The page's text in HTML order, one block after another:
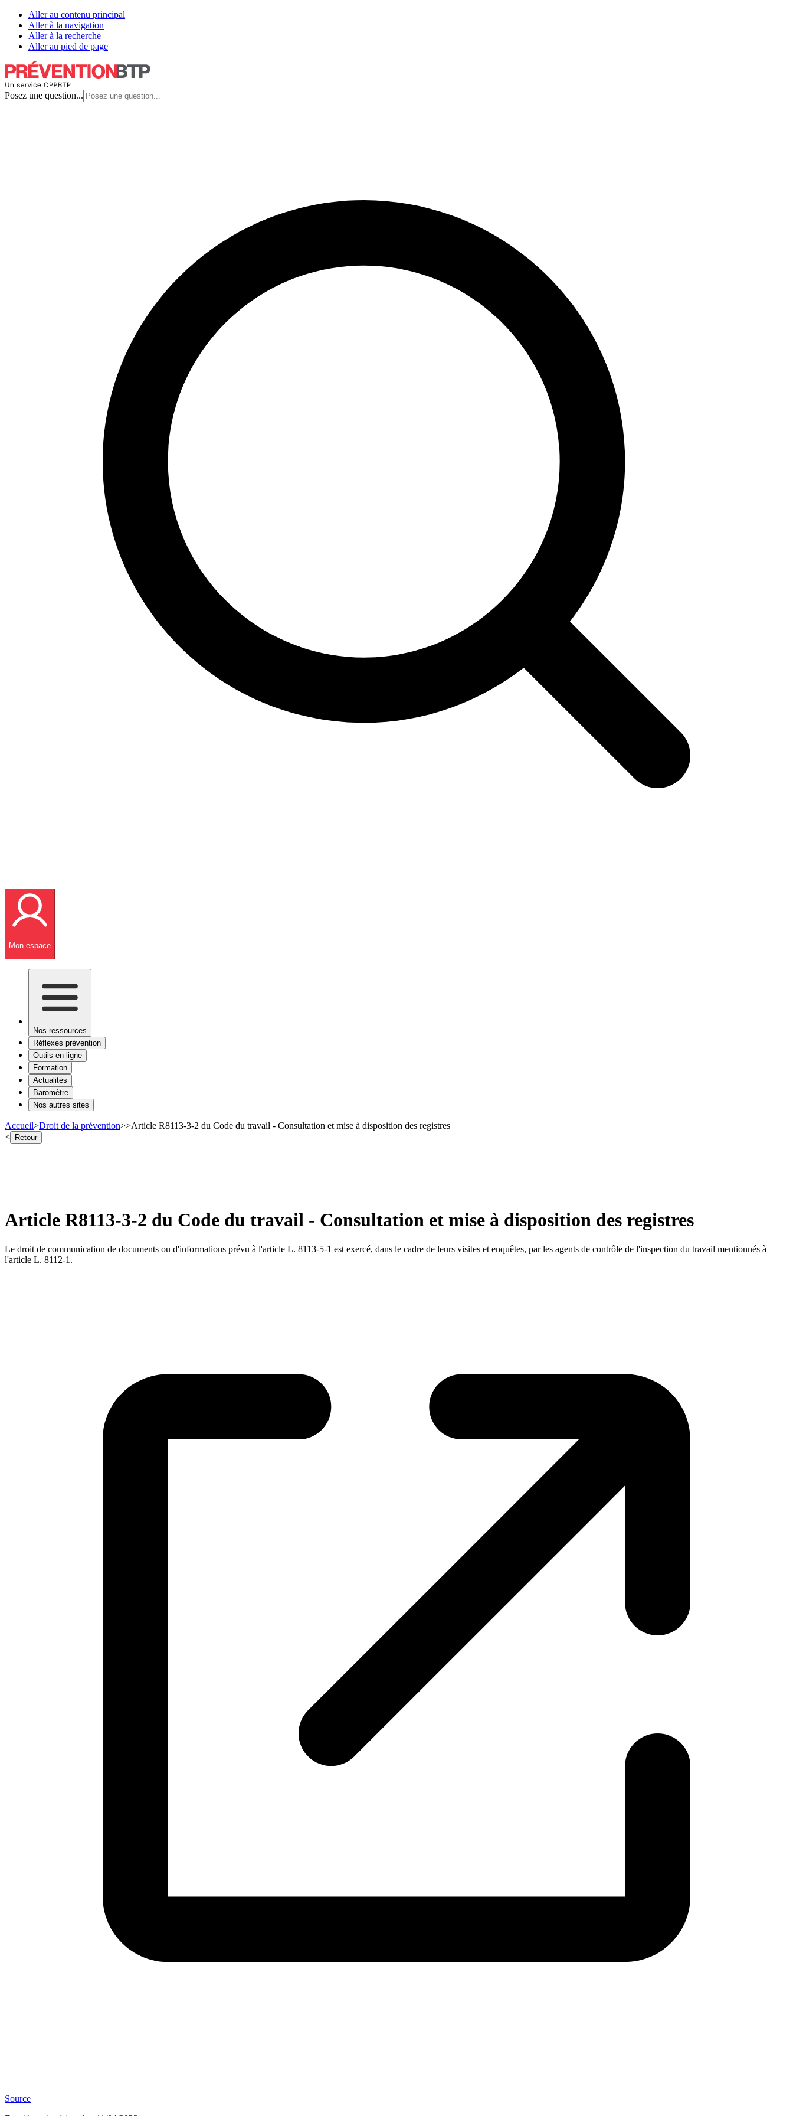
Aller au contenu principal
Aller à la navigation
Aller à la recherche
Aller au pied de page
Posez une question...
Mon espace
Nos ressources
Réflexes prévention
Outils en ligne
Formation
Actualités
Baromètre
Nos autres sites
Accueil>Droit de la prévention>>Article R8113-3-2 du Code du travail - Consultation et mise à disposition des registres
< Retour
Article R8113-3-2 du Code du travail - Consultation et mise à disposition des registres
Le droit de communication de documents ou d'informations prévu à l'article L. 8113-5-1 est exercé, dans le cadre de leurs visites et enquêtes, par les agents de contrôle de l'inspection du travail mentionnés à
l'article L. 8112-1.
Source